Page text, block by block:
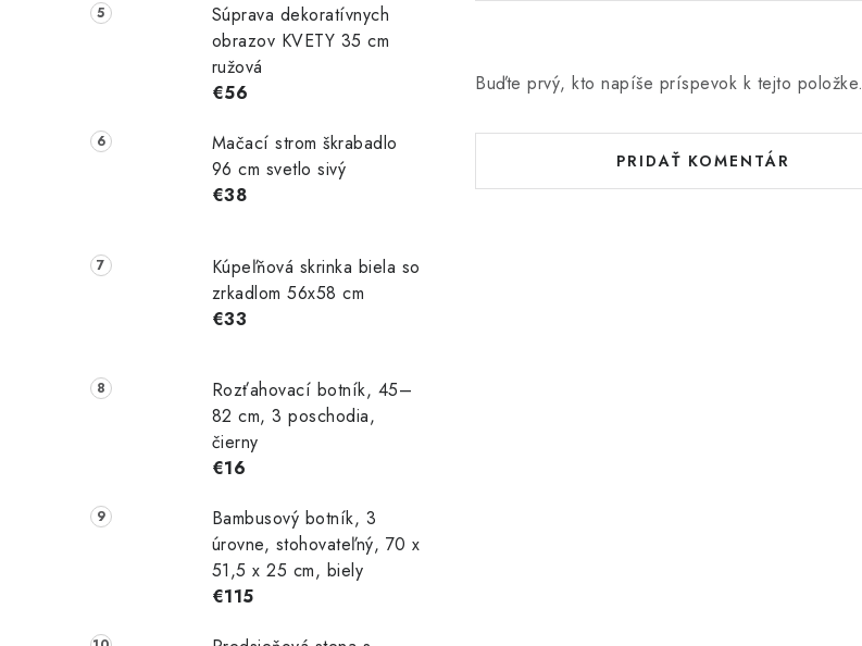
Súprava dekoratívnych
obrazov KVETY 35 cm
ružová
€56
Mačací strom škrabadlo
96 cm svetlo sivý
€38
Kúpeľňová skrinka biela so
zrkadlom 56x58 cm
€33
Rozťahovací botník, 45–
82 cm, 3 poschodia,
čierny
€16
Bambusový botník, 3
úrovne, stohovateľný, 70 x
51,5 x 25 cm, biely
€115
Buďte prvý, kto napíše príspevok k tejto položke.
PRIDAŤ KOMENTÁR